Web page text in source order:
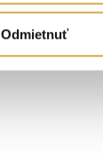
Odmietnuť